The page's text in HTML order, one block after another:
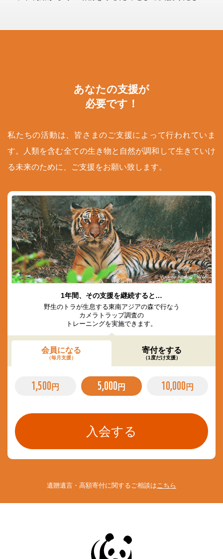
あなたの支援が
必要です！
私たちの活動は、皆さまのご支援によって行われていま
す。人類を含む全ての生き物と自然が調和して生きていけ
る未来のために、ご支援をお願い致します。
© Vladimir Filonov / WWF
1年間、その支援を継続すると…
野生のトラが生息する東南アジアの森で行なう
カメラトラップ調査の
トレーニングを実施できます。
会員になる
（毎月支援）
寄付をする
（1度だけ支援）
1,500 円 5,000 円 10,000 円
遺贈遺言・高額寄付に関するご相談は こちら